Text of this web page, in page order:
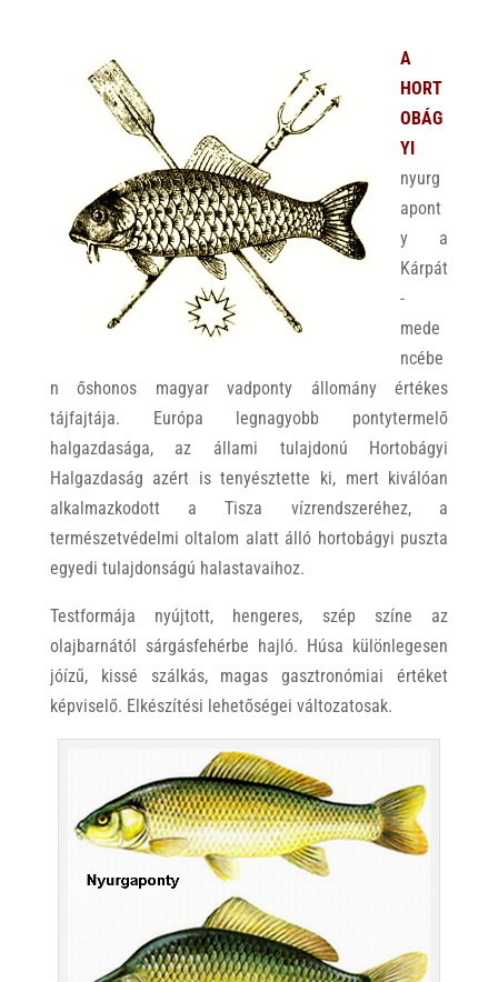
A
HORT
OBÁG
YI
nyurg
apont
y a
Kárpát
-
mede
ncébe
n őshonos magyar vadponty állomány értékes
tájfajtája. Európa legnagyobb pontytermelő
halgazdasága, az állami tulajdonú Hortobágyi
Halgazdaság azért is tenyésztette ki, mert kiválóan
alkalmazkodott a Tisza vízrendszeréhez, a
természetvédelmi oltalom alatt álló hortobágyi puszta
egyedi tulajdonságú halastavaihoz.
Testformája nyújtott, hengeres, szép színe az
olajbarnától sárgásfehérbe hajló. Húsa különlegesen
jóízű, kissé szálkás, magas gasztronómiai értéket
képviselő. Elkészítési lehetőségei változatosak.